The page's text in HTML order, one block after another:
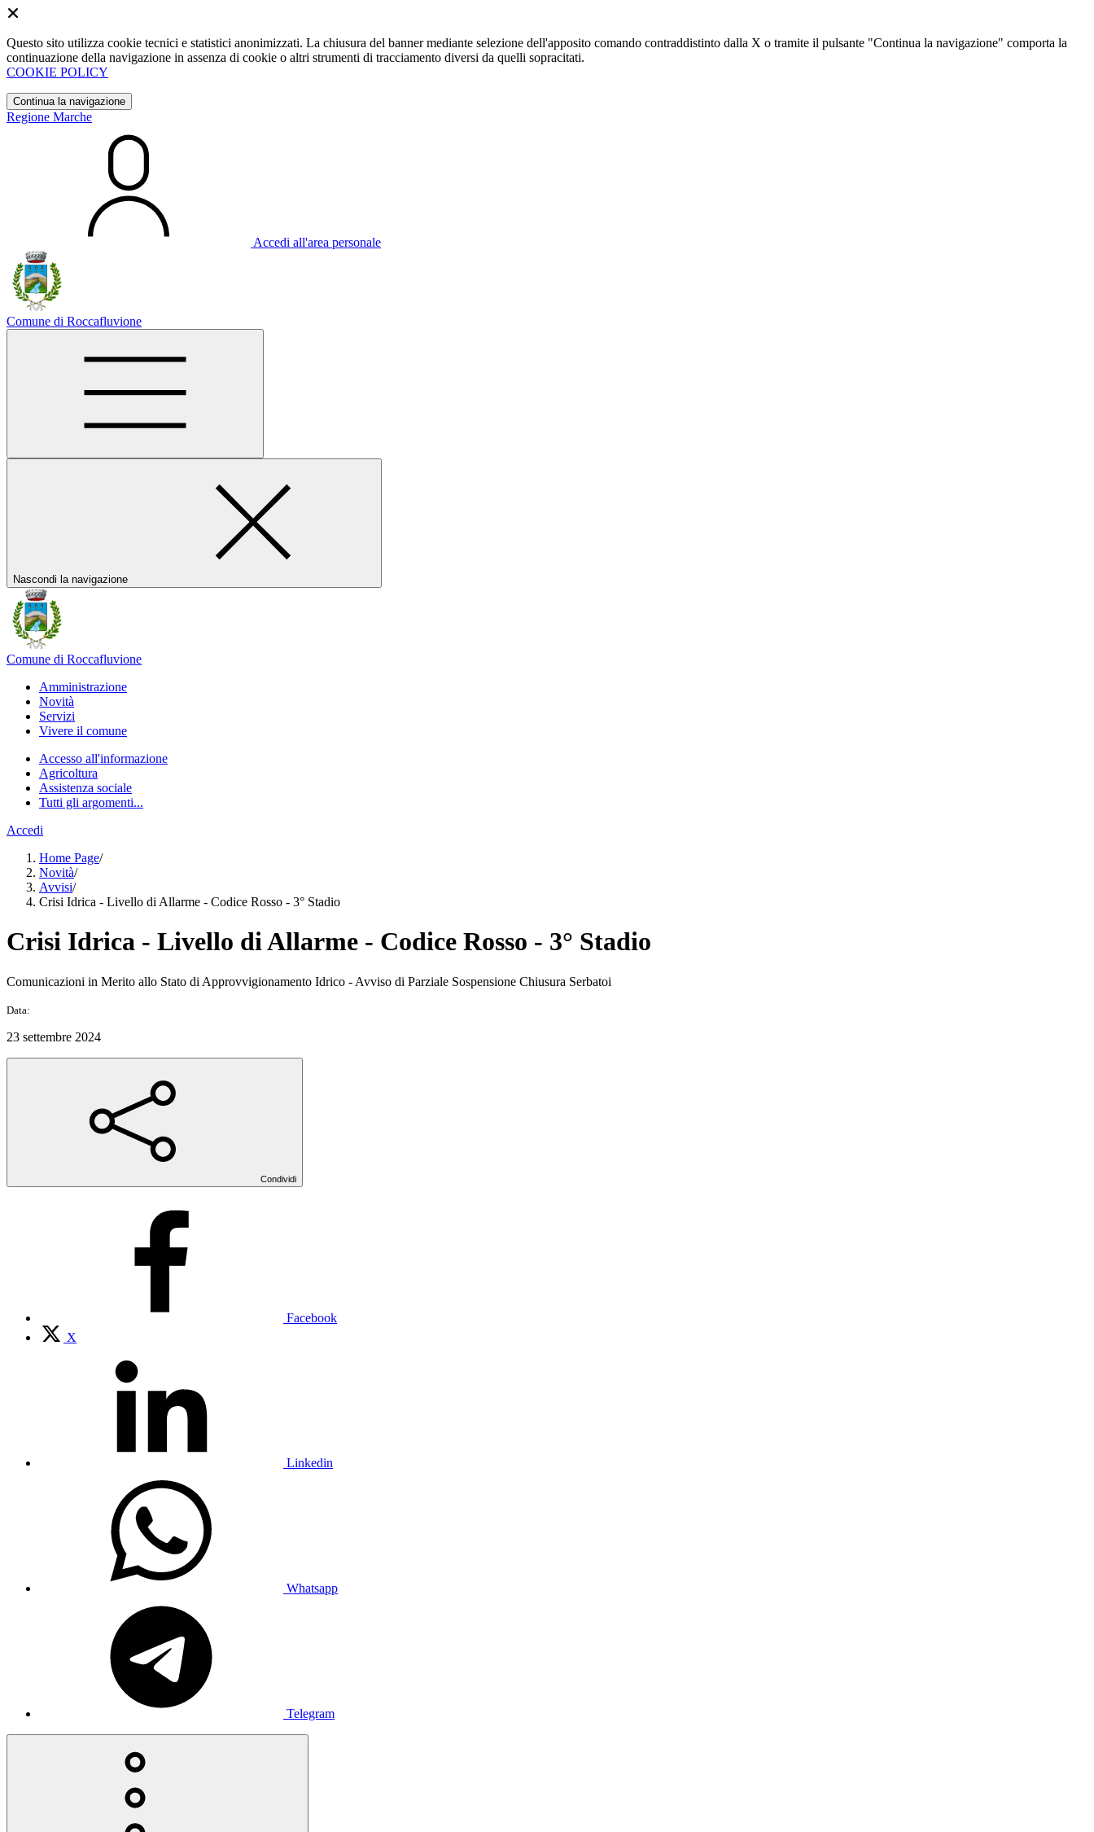
Questo sito utilizza cookie tecnici e statistici anonimizzati. La chiusura del banner mediante selezione dell'apposito comando contraddistinto dalla X o tramite il pulsante "Continua la navigazione" comporta la
continuazione della navigazione in assenza di cookie o altri strumenti di tracciamento diversi da quelli sopracitati.
COOKIE POLICY
Continua la navigazione
Regione Marche
Accedi all'area personale
Comune di Roccafluvione
Nascondi la navigazione
Comune di Roccafluvione
Amministrazione
Novità
Servizi
Vivere il comune
Accesso all'informazione
Agricoltura
Assistenza sociale
Tutti gli argomenti...
Accedi
Home Page/
Novità/
Avvisi/
Crisi Idrica - Livello di Allarme - Codice Rosso - 3° Stadio
Crisi Idrica - Livello di Allarme - Codice Rosso - 3° Stadio
Comunicazioni in Merito allo Stato di Approvvigionamento Idrico - Avviso di Parziale Sospensione Chiusura Serbatoi
Data:
23 settembre 2024
Condividi
Facebook
X
Linkedin
Whatsapp
Telegram